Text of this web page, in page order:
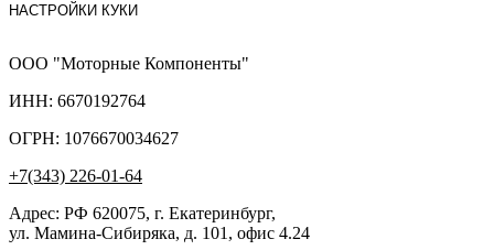
НАСТРОЙКИ КУКИ
ООО "Моторные Компоненты"
ИНН: 6670192764
ОГРН: 1076670034627
+7(343) 226-01-64
Адрес: РФ 620075, г. Екатеринбург,
ул. Мамина-Сибиряка, д. 101, офис 4.24